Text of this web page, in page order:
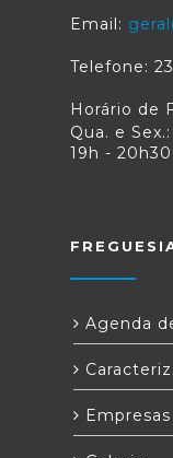
Email:
Telefone:
Horário de
Qua. e Sex.:
19h - 20h30
Agenda
Empresas